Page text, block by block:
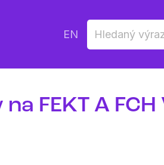
EN
FEKT A FCH